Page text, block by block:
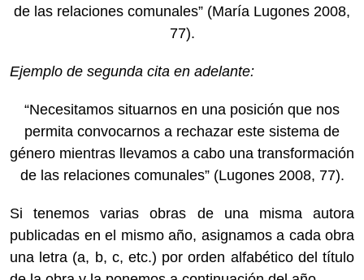
de las relaciones comunales” (María Lugones 2008,
77).
Ejemplo de segunda cita en adelante:
“Necesitamos situarnos en una posición que nos
permita convocarnos a rechazar este sistema de
género mientras llevamos a cabo una transformación
de las relaciones comunales” (Lugones 2008, 77).
Si tenemos varias obras de una misma autora
publicadas en el mismo año, asignamos a cada obra
una letra (a, b, c, etc.) por orden alfabético del título